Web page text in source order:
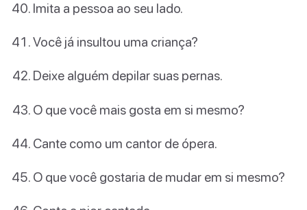
Imita a pessoa ao seu lado.
Você já insultou uma criança?
Deixe alguém depilar suas pernas.
O que você mais gosta em si mesmo?
Cante como um cantor de ópera.
O que você gostaria de mudar em si mesmo?